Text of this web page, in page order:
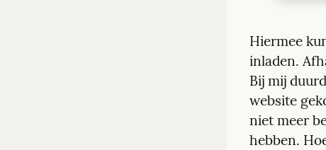
Hiermee
inladen.
Bij mij
website
niet meer
hebben.